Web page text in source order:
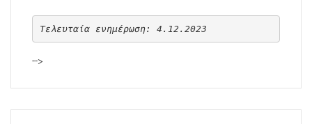
Τελευταία ενημέρωση: 4.12.2023
-->